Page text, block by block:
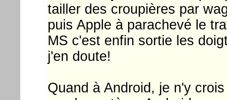
tailler des croupières par
puis Apple à parachevé le
MS c'est enfin sortie les
j'en doute!
Quand à Android, je n'y